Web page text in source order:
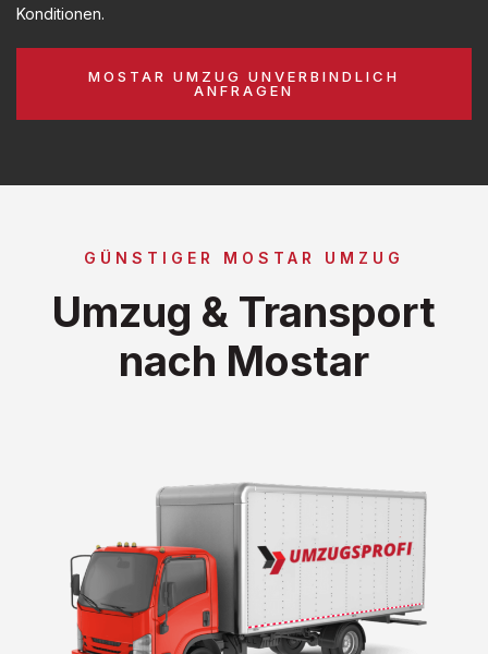
Konditionen.
MOSTAR UMZUG UNVERBINDLICH
ANFRAGEN
GÜNSTIGER MOSTAR UMZUG
Umzug & Transport
nach Mostar